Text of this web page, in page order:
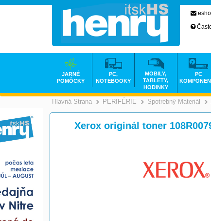
Hlavná Strana >
PERIFÉRIE >
Spotrebný Materiál
Xerox originál toner
JARNÉ
POMÔCKY
PC,
NOTEBOOKY
MOBILY,
TABLETY,
HODINKY
PC